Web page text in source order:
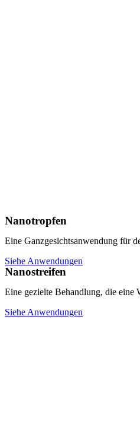
Nanotropfen
Eine Ganzgesichtsanwendung für
Siehe Anwendungen
Nanostreifen
Eine gezielte Behandlung, die
Siehe Anwendungen